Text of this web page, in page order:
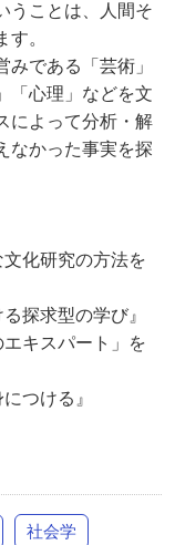
うことは、人間そ
。
みである「芸術」
「心理」などを文
によって分析・解
なかった事実を探
化研究の方法を
探求型の学び』
キスパート」を
つける』
社会学